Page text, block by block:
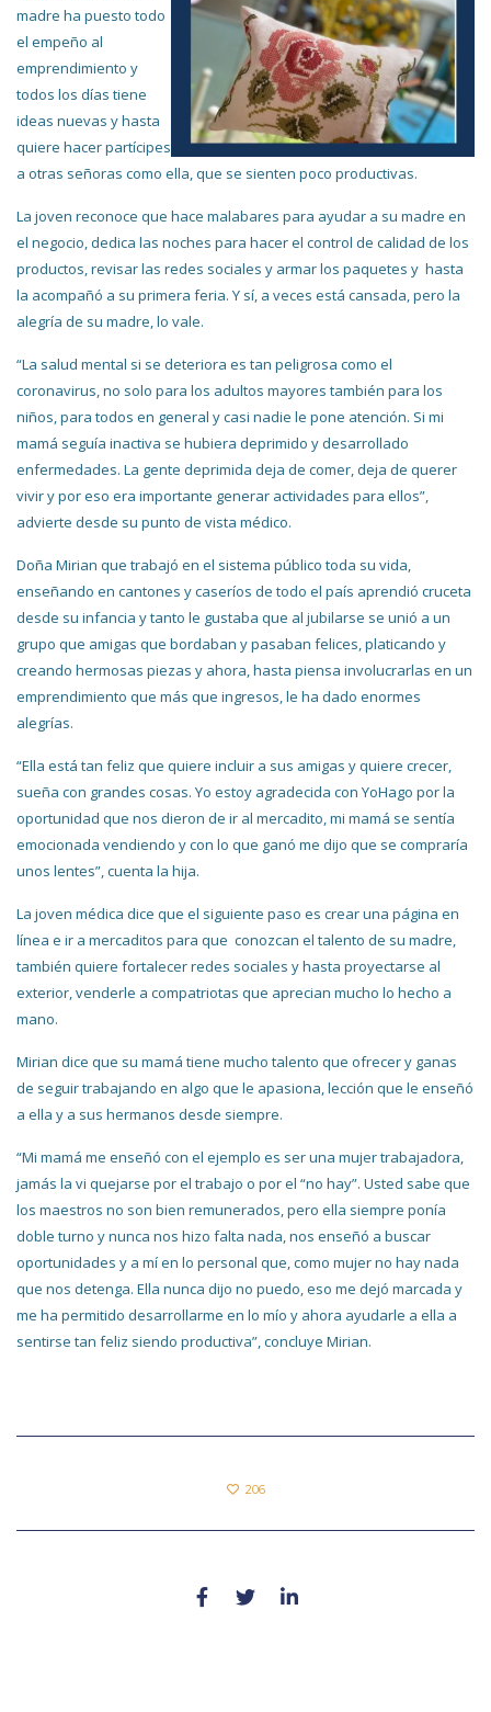
madre ha puesto todo
el empeño al
emprendimiento y
todos los días tiene
ideas nuevas y hasta
quiere hacer partícipes
a otras señoras como ella, que se sienten poco productivas.
La joven reconoce que hace malabares para ayudar a su madre en
el negocio, dedica las noches para hacer el control de calidad de los
productos, revisar las redes sociales y armar los paquetes y hasta
la acompañó a su primera feria. Y sí, a veces está cansada, pero la
alegría de su madre, lo vale.
“La salud mental si se deteriora es tan peligrosa como el
coronavirus, no solo para los adultos mayores también para los
niños, para todos en general y casi nadie le pone atención. Si mi
mamá seguía inactiva se hubiera deprimido y desarrollado
enfermedades. La gente deprimida deja de comer, deja de querer
vivir y por eso era importante generar actividades para ellos”,
advierte desde su punto de vista médico.
Doña Mirian que trabajó en el sistema público toda su vida,
enseñando en cantones y caseríos de todo el país aprendió cruceta
desde su infancia y tanto le gustaba que al jubilarse se unió a un
grupo que amigas que bordaban y pasaban felices, platicando y
creando hermosas piezas y ahora, hasta piensa involucrarlas en un
emprendimiento que más que ingresos, le ha dado enormes
alegrías.
“Ella está tan feliz que quiere incluir a sus amigas y quiere crecer,
sueña con grandes cosas. Yo estoy agradecida con YoHago por la
oportunidad que nos dieron de ir al mercadito, mi mamá se sentía
emocionada vendiendo y con lo que ganó me dijo que se compraría
unos lentes”, cuenta la hija.
La joven médica dice que el siguiente paso es crear una página en
línea e ir a mercaditos para que conozcan el talento de su madre,
también quiere fortalecer redes sociales y hasta proyectarse al
exterior, venderle a compatriotas que aprecian mucho lo hecho a
mano.
Mirian dice que su mamá tiene mucho talento que ofrecer y ganas
de seguir trabajando en algo que le apasiona, lección que le enseñó
a ella y a sus hermanos desde siempre.
“Mi mamá me enseñó con el ejemplo es ser una mujer trabajadora,
jamás la vi quejarse por el trabajo o por el “no hay”. Usted sabe que
los maestros no son bien remunerados, pero ella siempre ponía
doble turno y nunca nos hizo falta nada, nos enseñó a buscar
oportunidades y a mí en lo personal que, como mujer no hay nada
que nos detenga. Ella nunca dijo no puedo, eso me dejó marcada y
me ha permitido desarrollarme en lo mío y ahora ayudarle a ella a
sentirse tan feliz siendo productiva”, concluye Mirian.
206